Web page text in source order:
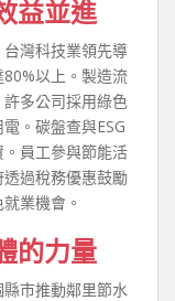
益並進
灣科技業領先導
以上。製造流
多公司採用綠色
。碳盤查與ESG
員工參與節能活
過稅務優惠鼓勵
業機會。
的力量
市推動鄰里節水